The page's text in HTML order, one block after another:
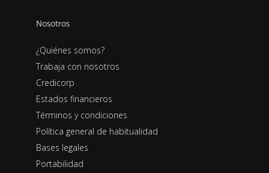
Nosotros
¿Quiénes somos?
Trabaja con nosotros
Credicorp
Estados financieros
Términos y condiciones
Política general de habitualidad
Bases legales
Portabilidad